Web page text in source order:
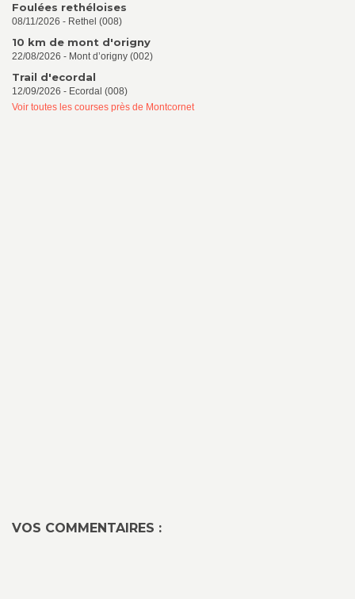
Foulées rethéloises
08/11/2026 - Rethel (008)
10 km de mont d'origny
22/08/2026 - Mont d’origny (002)
Trail d'ecordal
12/09/2026 - Ecordal (008)
Voir toutes les courses près de Montcornet
VOS COMMENTAIRES :